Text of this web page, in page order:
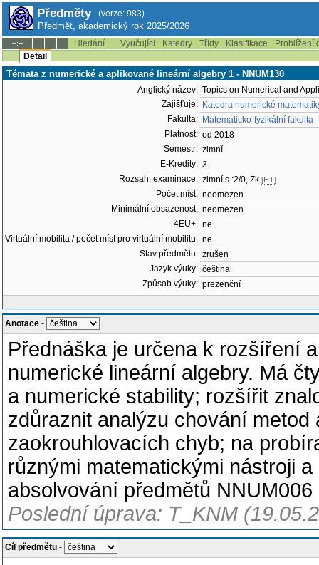
Předměty (verze: 983)
Předmět, akademický rok 2025/2026
--:-- Hledání ... Vyučující Katedry Třídy Klasifikace
Prohlížení
Detail
Témata z numerické a aplikované lineární algebry 1 - NNUM130
Anglický název: Topics on Numerical and
Zajišťuje: Katedra numerické
Fakulta: Matematicko-fyzikální fakulta
Platnost: od 2018
Semestr: zimní
E-Kredity: 3
Rozsah, examinace: zimní s.:2/0, Zk [HT]
Počet míst: neomezen
Minimální obsazenost: neomezen
4EU+: ne
Virtuální mobilita / počet míst pro virtuální mobilitu: ne
Stav předmětu: zrušen
Jazyk výuky: čeština
Způsob výuky: prezenční
Anotace -
Přednáška je určena k rozšíření
numerické lineární algebry. Má
a numerické stability; rozšířit
zdůraznit analýzu chování
zaokrouhlovacích chyb; na
různými matematickými nástroji
absolvování předmětů
Poslední úprava: T_KNM
Cíl předmětu -